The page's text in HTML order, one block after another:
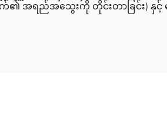
အရည်အသွေးကို တိုင်းတာခြင်း) နှင့်